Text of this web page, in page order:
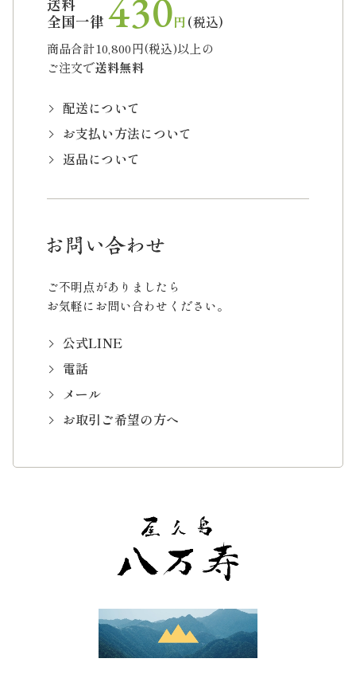
全国一律 430円(税込)
商品合計10,800円(税込)以上の
ご注文で送料無料
配送について
お支払い方法について
返品について
ご不明点がありましたら
お気軽にお問い合わせください。
公式LINE
電話
メール
お取引ご希望の方へ